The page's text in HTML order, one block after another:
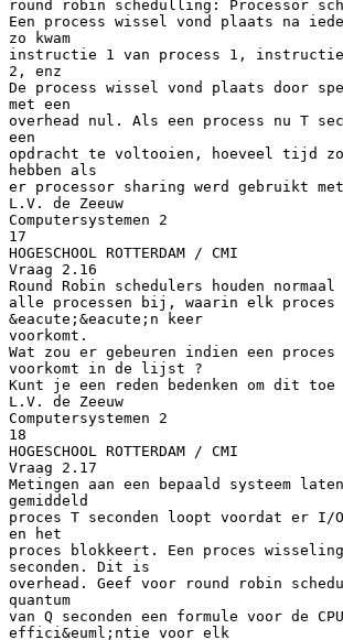
round robin schedulling: Processor
Een process wissel vond plaats na
zo kwam
instructie 1 van process 1, instructie
2, enz
De process wissel vond plaats door
met een
overhead nul. Als een process nu T
een
opdracht te voltooien, hoeveel tijd
hebben als
er processor sharing werd gebruikt
L.V. de Zeeuw
Computersystemen 2
17
HOGESCHOOL ROTTERDAM / CMI
Vraag 2.16
Round Robin schedulers houden
alle processen bij, waarin elk proces
&eacute;&eacute;n keer
voorkomt.
Wat zou er gebeuren indien een proces
voorkomt in de lijst ?
Kunt je een reden bedenken om dit
L.V. de Zeeuw
Computersystemen 2
18
HOGESCHOOL ROTTERDAM / CMI
Vraag 2.17
Metingen aan een bepaald systeem
gemiddeld
proces T seconden loopt voordat er I/
en het
proces blokkeert. Een proces
seconden. Dit is
overhead. Geef voor round robin
quantum
van Q seconden een formule voor de CPU
effici&euml;ntie voor elk